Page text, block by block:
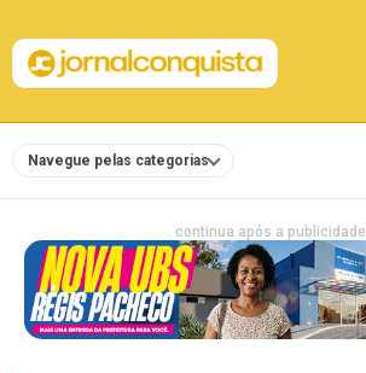
Navegue pelas categorias
continua após a publicidade